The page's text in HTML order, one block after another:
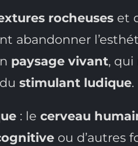
rocheuseset
abandonner
paysage vivant, qui
stimulant ludique.
: le cerveau
ou d’autres